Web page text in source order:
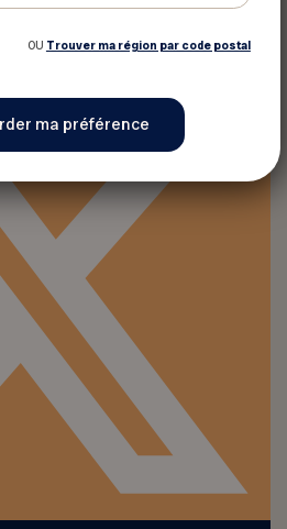
OU Trouver ma région par code postal